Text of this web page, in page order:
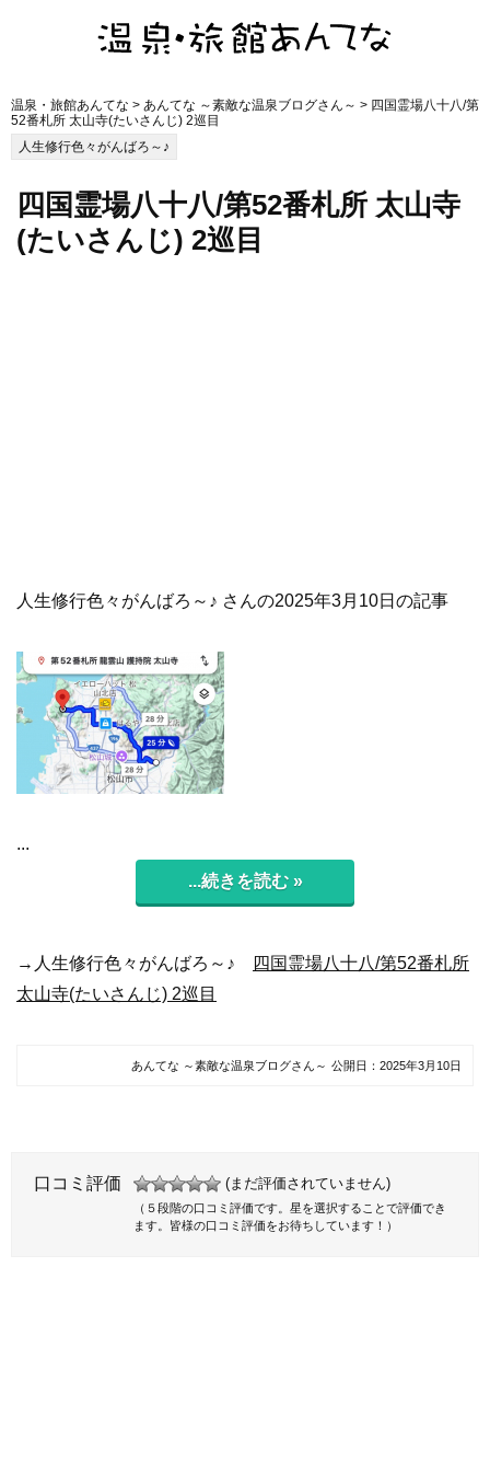
温泉・旅館あんてな > あんてな ～素敵な温泉ブログさん～ > 四国霊場八十八/第
52番札所 太山寺(たいさんじ) 2巡目
人生修行色々がんばろ～♪
四国霊場八十八/第52番札所 太山寺
(たいさんじ) 2巡目
人生修行色々がんばろ～♪ さんの2025年3月10日の記事
...
...続きを読む »
→人生修行色々がんばろ～♪
四国霊場八十八/第52番札所
太山寺(たいさんじ) 2巡目
あんてな ～素敵な温泉ブログさん～ 公開日： 2025年3月10日
口コミ評価 (まだ評価されていません)
（５段階の口コミ評価です。星を選択することで評価でき
ます。皆様の口コミ評価をお待ちしています！）